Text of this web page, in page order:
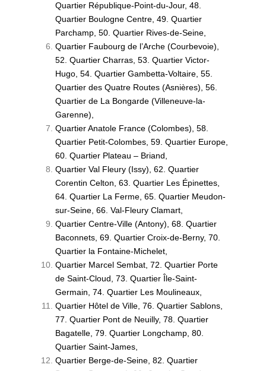
Quartier République-Point-du-Jour, 48.
Quartier Boulogne Centre, 49. Quartier
Parchamp, 50. Quartier Rives-de-Seine,
Quartier Faubourg de l’Arche (Courbevoie),
52. Quartier Charras, 53. Quartier Victor-
Hugo, 54. Quartier Gambetta-Voltaire, 55.
Quartier des Quatre Routes (Asnières), 56.
Quartier de La Bongarde (Villeneuve-la-
Garenne),
Quartier Anatole France (Colombes), 58.
Quartier Petit-Colombes, 59. Quartier Europe,
60. Quartier Plateau – Briand,
Quartier Val Fleury (Issy), 62. Quartier
Corentin Celton, 63. Quartier Les Épinettes,
64. Quartier La Ferme, 65. Quartier Meudon-
sur-Seine, 66. Val-Fleury Clamart,
Quartier Centre-Ville (Antony), 68. Quartier
Baconnets, 69. Quartier Croix-de-Berny, 70.
Quartier la Fontaine-Michelet,
Quartier Marcel Sembat, 72. Quartier Porte
de Saint-Cloud, 73. Quartier Île-Saint-
Germain, 74. Quartier Les Moulineaux,
Quartier Hôtel de Ville, 76. Quartier Sablons,
77. Quartier Pont de Neuilly, 78. Quartier
Bagatelle, 79. Quartier Longchamp, 80.
Quartier Saint-James,
Quartier Berge-de-Seine, 82. Quartier